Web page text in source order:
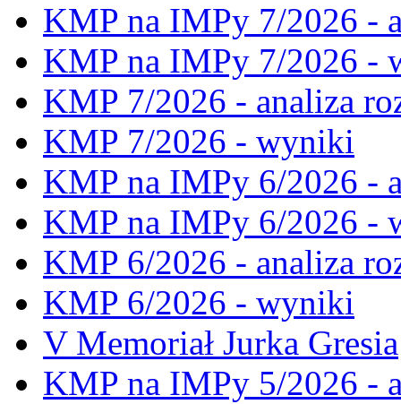
KMP na IMPy 7/2026 -
KMP na IMPy 7/2026 -
KMP 7/2026 - analiza
KMP 7/2026 - wyniki
KMP na IMPy 6/2026 -
KMP na IMPy 6/2026 -
KMP 6/2026 - analiza
KMP 6/2026 - wyniki
V Memoriał Jurka Gresia
KMP na IMPy 5/2026 -